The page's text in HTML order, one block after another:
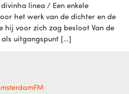
linea / Een enkele
het werk van de dichter en de
hij voor zich zag besloot Van de
uitgangspunt […]